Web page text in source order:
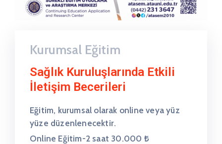
Kurumsal Eğitim
Sağlık Kuruluşlarında Etkili
İletişim Becerileri
Eğitim, kurumsal olarak online veya yüz
yüze düzenlenecektir.
Online Eğitim-2 saat 30.000 ₺